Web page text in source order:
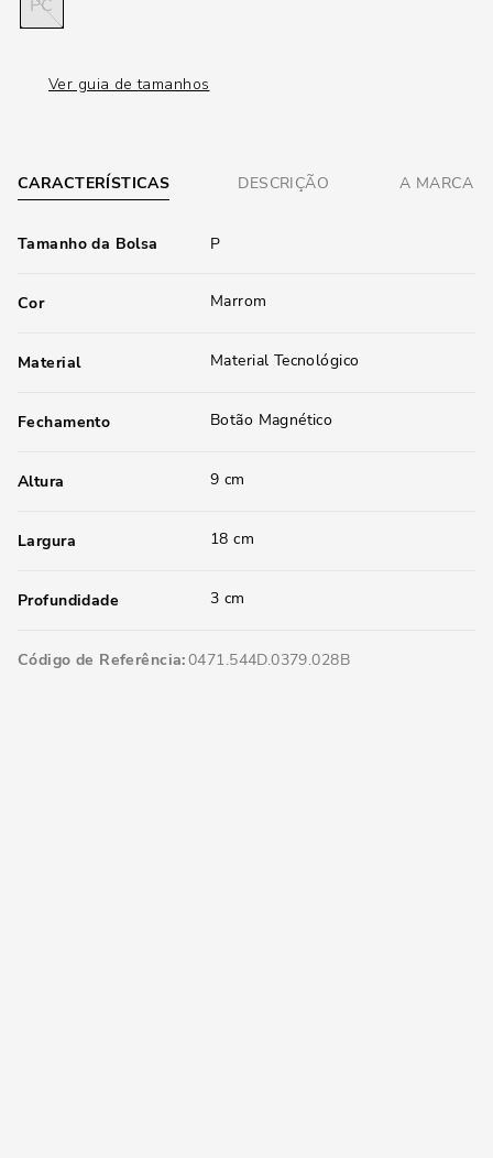
PC
Ver guia de tamanhos
CARACTERÍSTICAS DESCRIÇÃO A MARCA
Tamanho da Bolsa P
Cor Marrom
Material Material Tecnológico
Fechamento Botão Magnético
Altura 9 cm
Largura 18 cm
Profundidade 3 cm
Código de Referência 0471.544D.0379.028B